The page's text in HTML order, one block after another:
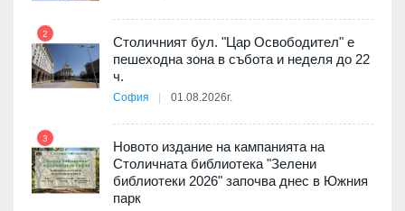
2
Столичният бул. "Цар Освободител" е
пешеходна зона в събота и неделя до 22
ч.
София 01.08.2026г.
3
Новото издание на кампанията на
Столичната библиотека "Зелени
библиотеки 2026" започва днес в Южния
парк